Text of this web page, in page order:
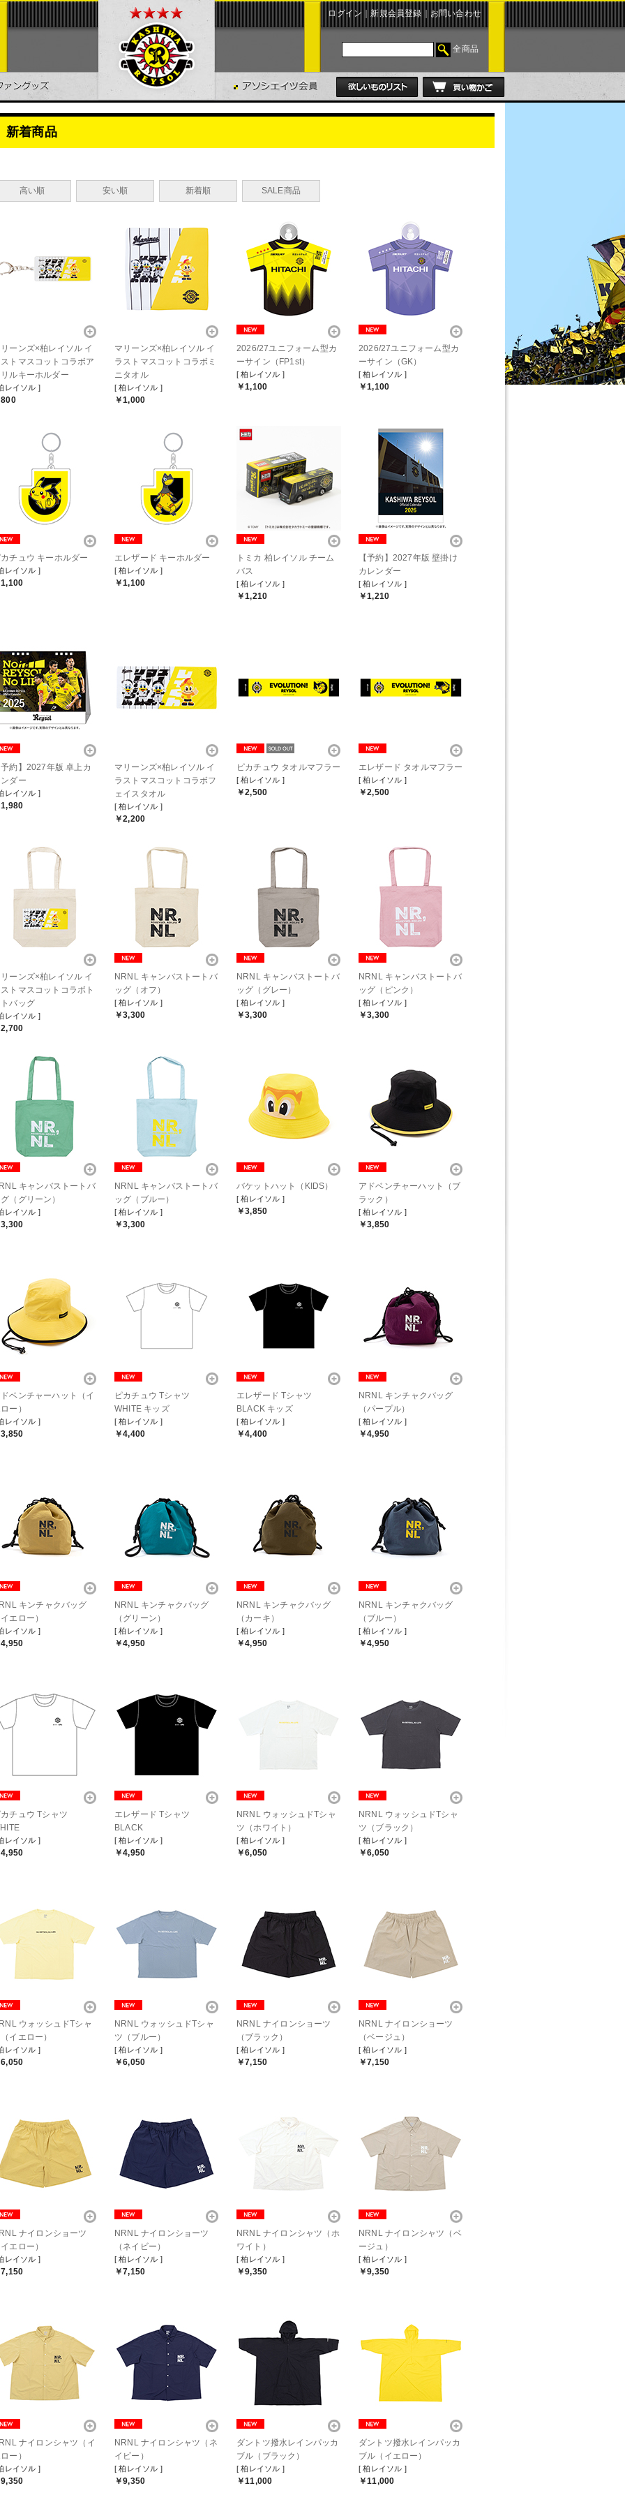
ログイン ｜新規会員登録 お問い合わせ
全商品
新着商品
高い順 安い順 新着順 SALE商品
ーンズ×柏レイソル イ
トマスコットコラボア
ルキーホルダー
レイソル ]
マリーンズ×柏レイソル イ
ラストマスコットコラボミ
ニタオル
[ 柏レイソル ]
￥1,000
2026/27ユニフォーム型カ
ーサイン（FP1st）
[ 柏レイソル ]
￥1,100
2026/27ユニフォーム型カ
ーサイン（GK）
[ 柏レイソル ]
￥1,100
チュウ キーホルダー
レイソル ]
エレザード キーホルダー
[ 柏レイソル ]
￥1,100
トミカ 柏レイソル チーム
バス
[ 柏レイソル ]
￥1,210
【予約】2027年版 壁掛け
カレンダー
[ 柏レイソル ]
￥1,210
約】2027年版 卓上カ
ダー
レイソル ]
マリーンズ×柏レイソル イ
ラストマスコットコラボフ
ェイスタオル
[ 柏レイソル ]
￥2,200
ピカチュウ タオルマフラー
[ 柏レイソル ]
￥2,500
エレザード タオルマフラー
[ 柏レイソル ]
￥2,500
ーンズ×柏レイソル イ
トマスコットコラボト
バッグ
レイソル ]
NRNL キャンバストートバ
ッグ（オフ）
[ 柏レイソル ]
￥3,300
NRNL キャンバストートバ
ッグ（グレー）
[ 柏レイソル ]
￥3,300
NRNL キャンバストートバ
ッグ（ピンク）
[ 柏レイソル ]
￥3,300
キャンバストートバ
（グリーン）
レイソル ]
NRNL キャンバストートバ
ッグ（ブルー）
[ 柏レイソル ]
￥3,300
バケットハット（KIDS）
[ 柏レイソル ]
￥3,850
アドベンチャーハット（ブ
ラック）
[ 柏レイソル ]
￥3,850
ベンチャーハット（イ
ー）
レイソル ]
ピカチュウ Tシャツ
WHITE キッズ
[ 柏レイソル ]
￥4,400
エレザード Tシャツ
BLACK キッズ
[ 柏レイソル ]
￥4,400
NRNL キンチャクバッグ
（パープル）
[ 柏レイソル ]
￥4,950
キンチャクバッグ
エロー）
レイソル ]
NRNL キンチャクバッグ
（グリーン）
[ 柏レイソル ]
￥4,950
NRNL キンチャクバッグ
（カーキ）
[ 柏レイソル ]
￥4,950
NRNL キンチャクバッグ
（ブルー）
[ 柏レイソル ]
￥4,950
チュウ Tシャツ
レイソル ]
エレザード Tシャツ
BLACK
[ 柏レイソル ]
￥4,950
NRNL ウォッシュドTシャ
ツ（ホワイト）
[ 柏レイソル ]
￥6,050
NRNL ウォッシュドTシャ
ツ（ブラック）
[ 柏レイソル ]
￥6,050
ウォッシュドTシャ
イエロー）
レイソル ]
NRNL ウォッシュドTシャ
ツ（ブルー）
[ 柏レイソル ]
￥6,050
NRNL ナイロンショーツ
（ブラック）
[ 柏レイソル ]
￥7,150
NRNL ナイロンショーツ
（ベージュ）
[ 柏レイソル ]
￥7,150
ナイロンショーツ
エロー）
レイソル ]
NRNL ナイロンショーツ
（ネイビー）
[ 柏レイソル ]
￥7,150
NRNL ナイロンシャツ（ホ
ワイト）
[ 柏レイソル ]
￥9,350
NRNL ナイロンシャツ（ベ
ージュ）
[ 柏レイソル ]
￥9,350
ナイロンシャツ（イ
ー）
レイソル ]
NRNL ナイロンシャツ（ネ
イビー）
[ 柏レイソル ]
￥9,350
ダントツ撥水レインパッカ
ブル（ブラック）
[ 柏レイソル ]
￥11,000
ダントツ撥水レインパッカ
ブル（イエロー）
[ 柏レイソル ]
￥11,000